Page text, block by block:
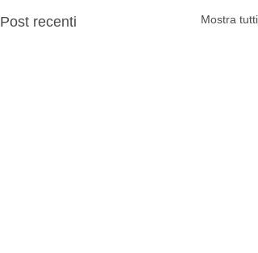
Post recenti Mostra tutti